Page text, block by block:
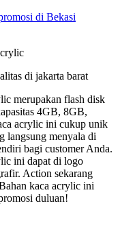
di Bekasi
merupakan flash disk
4GB, 8GB,
acrylic ini cukup unik
langsung menyala di
bagi customer Anda.
ini dapat di logo
Action sekarang
kaca acrylic ini
duluan!